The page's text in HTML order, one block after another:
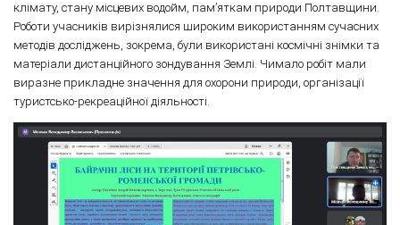
клімату, стану місцевих водойм, пам’яткам природи Полтавщини.
Роботи учасників вирізнялися широким використанням сучасних
методів досліджень, зокрема, були використані космічні знімки та
матеріали дистанційного зондування Землі. Чимало робіт мали
виразне прикладне значення для охорони природи, організації
туристсько-рекреаційної діяльності.